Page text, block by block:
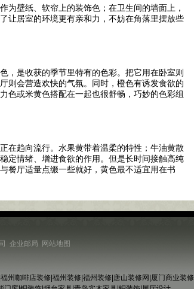
壁纸、软帘上的装饰色；在卫生间的墙面上，
让居室的环境更有亲和力，不妨在角落里摆放些
是收获的季节里特有的色彩。把它用在卧室则
则会营造欢快的气氛。同时，橙色有诱发食欲的
色或米黄色搭配在一起也很舒畅，巧妙的色彩组
趋向流行。水果黄带着温柔的特性；牛油黄散
定情绪、增进食欲的作用。但是长时间接触高纯
餐厅适量点缀一些就好，黄色最不适宜用在书
企业邮局 网站地图
福州咖啡店装修 福州装修 福州装修 唐山装修网 厦门商业装修